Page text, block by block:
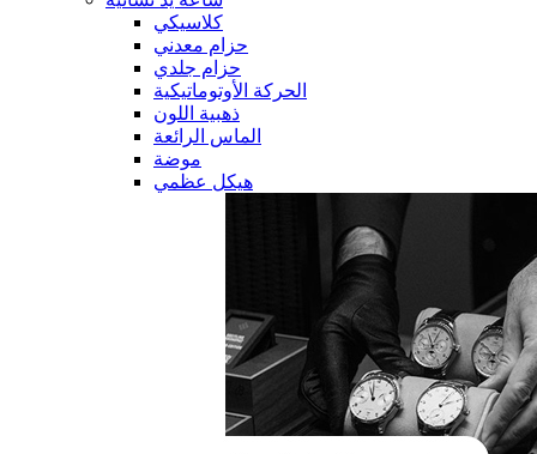
كلاسيكي
حزام معدني
حزام جلدي
الحركة الأوتوماتيكية
ذهبية اللون
الماس الرائعة
موضة
هيكل عظمي